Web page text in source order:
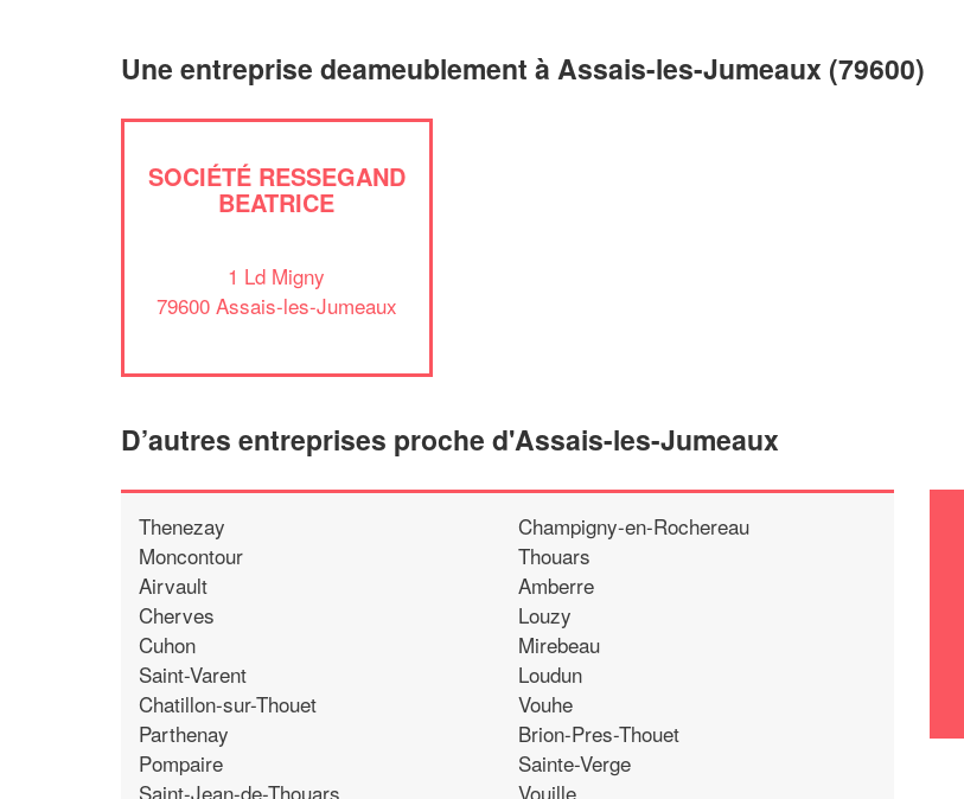
Une entreprise deameublement à Assais-les-Jumeaux (79600)
SOCIÉTÉ RESSEGAND
BEATRICE
1 Ld Migny
79600 Assais-les-Jumeaux
D’autres entreprises proche d'Assais-les-Jumeaux
Thenezay
Moncontour
Airvault
Cherves
Cuhon
Saint-Varent
Chatillon-sur-Thouet
Parthenay
Pompaire
Saint-Jean-de-Thouars
Champigny-en-Rochereau
Thouars
Amberre
Louzy
Mirebeau
Loudun
Vouhe
Brion-Pres-Thouet
Sainte-Verge
Vouille